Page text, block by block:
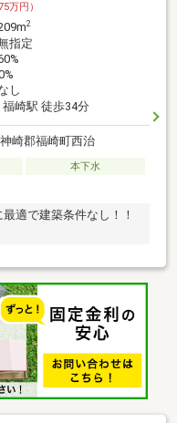
万円）
2
指定
し
崎駅 徒歩34分
崎郡福崎町西治
本下水
適で建築条件なし！！